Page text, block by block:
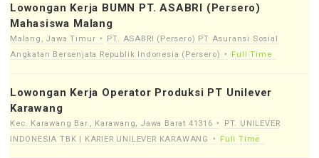
Lowongan Kerja BUMN PT. ASABRI (Persero)
Mahasiswa Malang
Malang, Jawa Timur
PT. ASABRI (Persero) PT Asuransi Sosial
Angkatan Bersenjata Republik Indonesia (Persero)
Full Time
Lowongan Kerja Operator Produksi PT Unilever
Karawang
Kec. Karawang Bar., Karawang, Jawa Barat 41316
PT. UNILEVER
INDONESIA TBK | KARIER UNILEVER KARAWANG
Full Time